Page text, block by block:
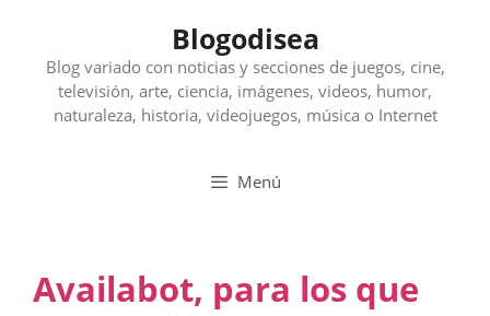
contenido
Blogodisea
Blog variado con noticias y secciones de juegos, cine,
televisión, arte, ciencia, imágenes, videos, humor,
naturaleza, historia, videojuegos, música o Internet
Menú
Availabot, para los que